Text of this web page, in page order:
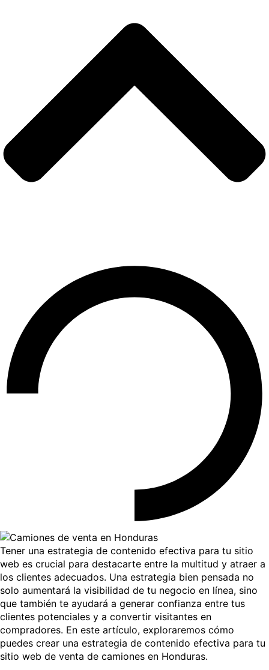
Tener una estrategia de contenido efectiva para tu sitio
web es crucial para destacarte entre la multitud y atraer a
los clientes adecuados. Una estrategia bien pensada no
solo aumentará la visibilidad de tu negocio en línea, sino
que también te ayudará a generar confianza entre tus
clientes potenciales y a convertir visitantes en
compradores. En este artículo, exploraremos cómo
puedes crear una estrategia de contenido efectiva para tu
sitio web de venta de camiones en Honduras.